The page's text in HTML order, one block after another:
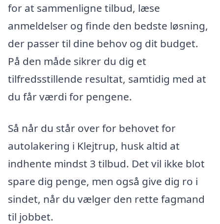
for at sammenligne tilbud, læse
anmeldelser og finde den bedste løsning,
der passer til dine behov og dit budget.
På den måde sikrer du dig et
tilfredsstillende resultat, samtidig med at
du får værdi for pengene.
Så når du står over for behovet for
autolakering i Klejtrup, husk altid at
indhente mindst 3 tilbud. Det vil ikke blot
spare dig penge, men også give dig ro i
sindet, når du vælger den rette fagmand
til jobbet.